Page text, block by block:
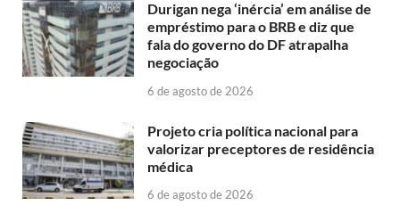
Durigan nega ‘inércia’ em análise de
empréstimo para o BRB e diz que
fala do governo do DF atrapalha
negociação
6 de agosto de 2026
Projeto cria política nacional para
valorizar preceptores de residência
médica
6 de agosto de 2026